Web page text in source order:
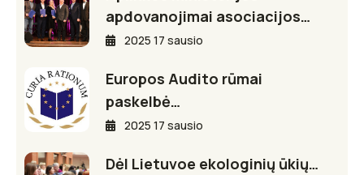
apdovanojimai asociacijos…
2025 17 sausio
Europos Audito rūmai
paskelbė…
2025 17 sausio
Dėl Lietuvoe ekologinių ūkių…